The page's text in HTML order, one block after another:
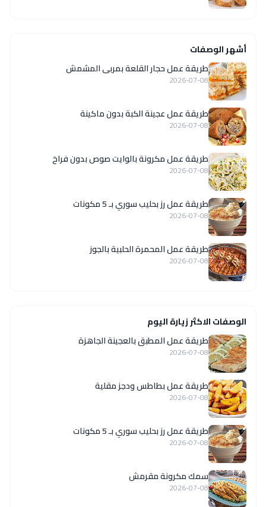
أشهر الوصفات
طريقة عمل حجار القلعة بمربى المشمش
2026-07-08
طريقة عمل عجينة الكبة بدون ماكينة
2026-07-08
طريقة عمل مكرونة بالوايت صوص بدون فراخ
2026-07-08
طريقة عمل رز بحليب سوري بـ 5 مكونات
2026-07-08
طريقة عمل المحمرة الحلبية بالجوز
2026-07-08
الوصفات الاكثر زيارة اليوم
طريقة عمل المطبق بالعجينة الجاهزة
2026-07-08
طريقة عمل بطاطس ودجز مقلية
2026-07-08
طريقة عمل رز بحليب سوري بـ 5 مكونات
2026-07-08
سمك مكرونة مقرمش
2026-07-08